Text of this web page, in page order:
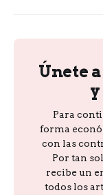
Únete
y
Para
forma
con las
Por tan
recibe un
todos los